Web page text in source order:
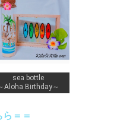
sea bottle
Aloha Birthday～
ら＝＝